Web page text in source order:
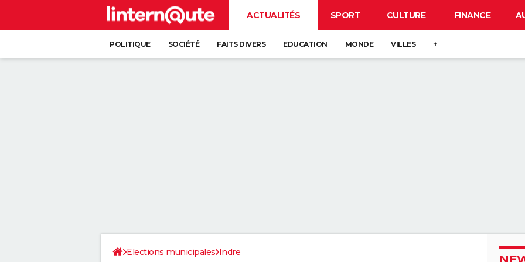
ACTUALITÉS SPORT CULTURE FINANCE
POLITIQUE SOCIÉTÉ FAITS DIVERS EDUCATION MONDE VILLES +
Elections municipales Indre